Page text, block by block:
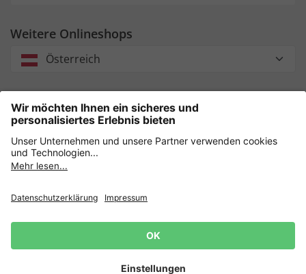
Weitere Onlineshops
Österreich
Unsere Zahlungsarten
Sicher einkaufen mit
Datenschutz AGB Impressum Widerrufsrecht